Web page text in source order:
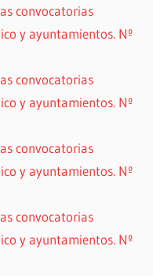
convocatorias
y ayuntamientos. Nº
convocatorias
y ayuntamientos. Nº
convocatorias
y ayuntamientos. Nº
convocatorias
y ayuntamientos. Nº